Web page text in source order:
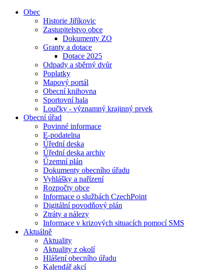
Obec
Historie Jiříkovic
Zastupitelstvo obce
Dokumenty ZO
Granty a dotace
Dotace 2025
Odpady a sběrný dvůr
Poplatky
Mapový portál
Obecní knihovna
Sportovní hala
Loučky - významný krajinný prvek
Obecní úřad
Povinné informace
E-podatelna
Úřední deska
Úřední deska archiv
Územní plán
Dokumenty obecního úřadu
Vyhlášky a nařízení
Rozpočty obce
Informace o službách CzechPoint
Digitální povodňový plán
Ztráty a nálezy
Informace v krizových situacích pomocí SMS
Aktuálně
Aktuality
Aktuality z okolí
Hlášení obecního úřadu
Kalendář akcí